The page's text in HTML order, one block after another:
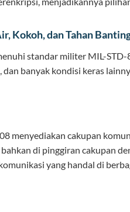
Kokoh, dan Tahan
standar militer MIL-
banyak kondisi keras
menyediakan cakupan
di pinggiran cakupan
yang handal di